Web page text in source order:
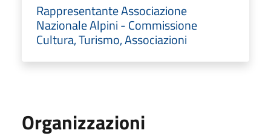
Rappresentante Associazione
Nazionale Alpini - Commissione
Cultura, Turismo, Associazioni
Organizzazioni